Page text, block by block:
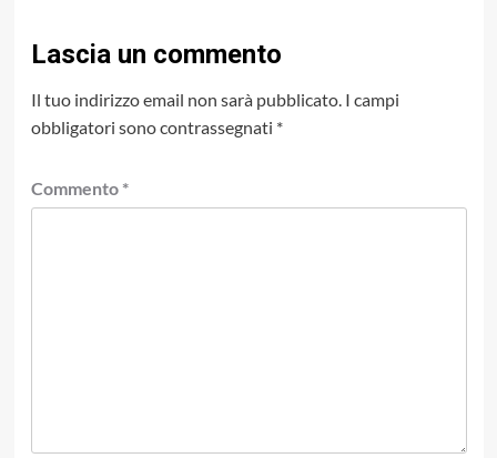
Lascia un commento
Il tuo indirizzo email non sarà pubblicato. I campi
obbligatori sono contrassegnati *
Commento *